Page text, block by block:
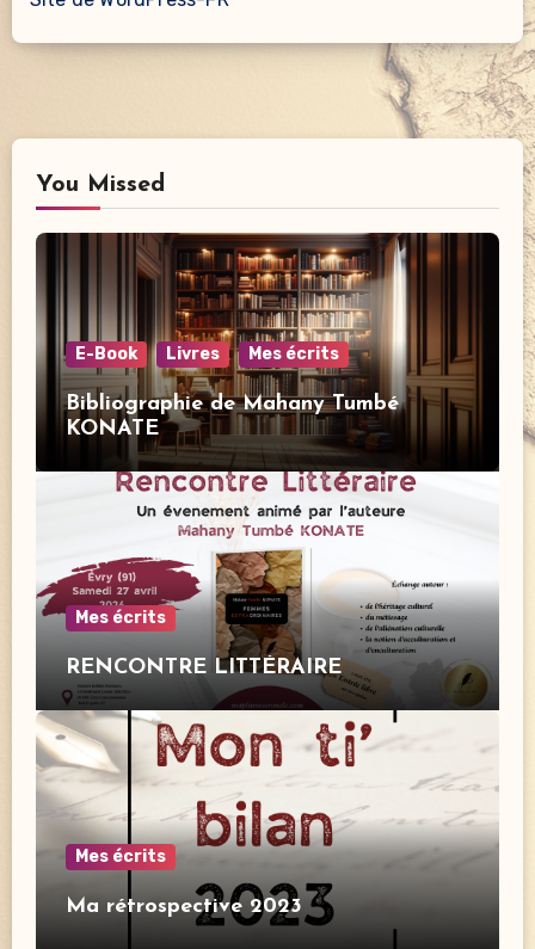
You Missed
E-Book Livres Mes écrits
Bibliographie de Mahany Tumbé
KONATE
Mes écrits
RENCONTRE LITTÉRAIRE
Mes écrits
Ma rétrospective 2023